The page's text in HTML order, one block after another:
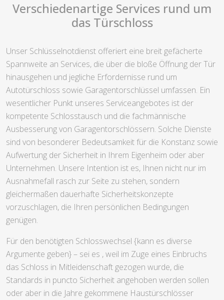
Verschiedenartige Services rund um
das Türschloss
Unser Schlüsselnotdienst offeriert eine breit gefächerte
Spannweite an Services, die über die bloße Öffnung der Tür
hinausgehen und jegliche Erfordernisse rund um
Autotürschloss sowie Garagentorschlüssel umfassen. Ein
wesentlicher Punkt unseres Serviceangebotes ist der
kompetente Schlosstausch und die fachmännische
Ausbesserung von Garagentorschlössern. Solche Dienste
sind von besonderer Bedeutsamkeit für die Konstanz sowie
Aufwertung der Sicherheit in Ihrem Eigenheim oder aber
Unternehmen. Unsere Intention ist es, Ihnen nicht nur im
Ausnahmefall rasch zur Seite zu stehen, sondern
gleichermaßen dauerhafte Sicherheitskonzepte
vorzuschlagen, die Ihren persönlichen Bedingungen
genügen.
Für den benötigten Schlosswechsel {kann es diverse
Argumente geben} – sei es , weil im Zuge eines Einbruchs
das Schloss in Mitleidenschaft gezogen wurde, die
Standards in puncto Sicherheit angehoben werden sollen
oder aber in die Jahre gekommene Haustürschlösser